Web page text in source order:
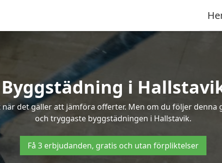
Byggstädning i
det gäller att jämföra offerter. Men om du följer
och tryggaste byggstädningen i Hallstavik.
Få 3 erbjudanden, gratis och utan förpliktelser